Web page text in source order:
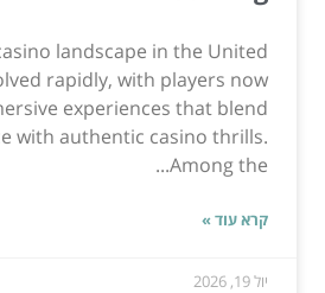
landscape in the United
rapidly, with players now
experiences that blend
with authentic casino thrills.
Among the...
קרא עוד »
יול 19, 2026